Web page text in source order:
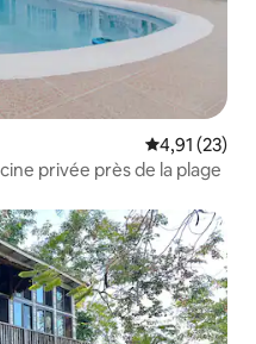
Évaluation
4,91 (23)
privée près de la plage